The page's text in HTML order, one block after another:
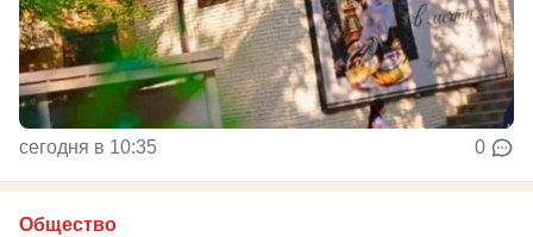
сегодня в 10:35 0
Общество